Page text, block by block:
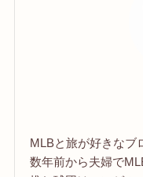
MLBと旅が好きなブ
数年前から夫婦で